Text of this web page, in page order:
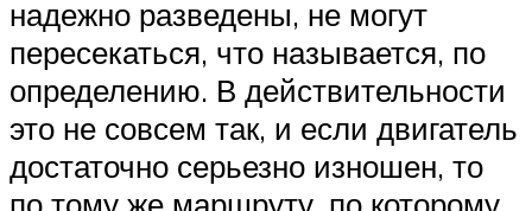
надежно разведены, не могут
пересекаться, что называется, по
определению. В действительности
это не совсем так, и если двигатель
достаточно серьезно изношен, то